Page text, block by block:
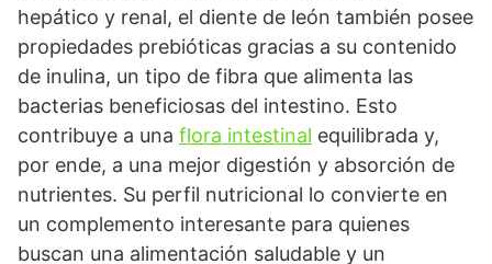
hepático y renal, el diente de león también posee
propiedades prebióticas gracias a su contenido
de inulina, un tipo de fibra que alimenta las
bacterias beneficiosas del intestino. Esto
contribuye a una flora intestinal equilibrada y,
por ende, a una mejor digestión y absorción de
nutrientes. Su perfil nutricional lo convierte en
un complemento interesante para quienes
buscan una alimentación saludable y un